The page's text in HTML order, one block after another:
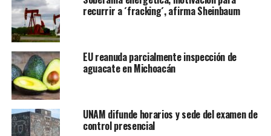
7 hombres y a una mujer, aunque hasta el momento hay
varias personas desaparecidas..
También enLa Hoguera:
recurrir a ´fracking´, afirma Sheinbaum
EU reanuda parcialmente inspección de
aguacate en Michoacán
UNAM difunde horarios y sede del examen de
control presencial